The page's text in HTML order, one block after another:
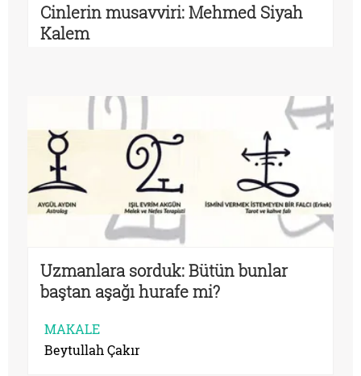
Cinlerin musavviri: Mehmed Siyah
Kalem
Uzmanlara sorduk: Bütün bunlar
baştan aşağı hurafe mi?
MAKALE
Beytullah Çakır